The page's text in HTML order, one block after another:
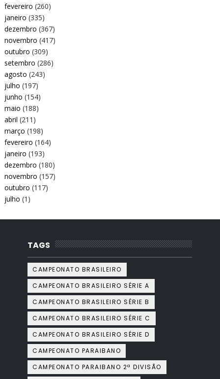
fevereiro (260)
janeiro (335)
dezembro (367)
novembro (417)
outubro (309)
setembro (286)
agosto (243)
julho (197)
junho (154)
maio (188)
abril (211)
março (198)
fevereiro (164)
janeiro (193)
dezembro (180)
novembro (157)
outubro (117)
julho (1)
TAGS
CAMPEONATO BRASILEIRO
CAMPEONATO BRASILEIRO SÉRIE A
CAMPEONATO BRASILEIRO SÉRIE B
CAMPEONATO BRASILEIRO SÉRIE C
CAMPEONATO BRASILEIRO SÉRIE D
CAMPEONATO PARAIBANO
CAMPEONATO PARAIBANO 2ª DIVISÃO